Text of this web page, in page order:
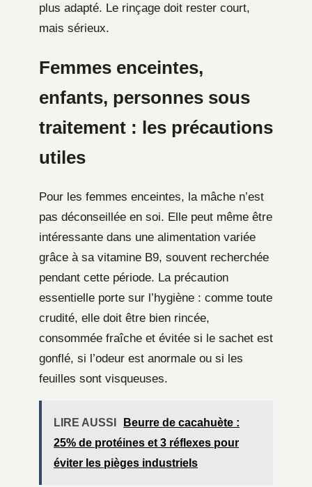
plus adapté. Le rinçage doit rester court,
mais sérieux.
Femmes enceintes,
enfants, personnes sous
traitement : les précautions
utiles
Pour les femmes enceintes, la mâche n’est
pas déconseillée en soi. Elle peut même être
intéressante dans une alimentation variée
grâce à sa vitamine B9, souvent recherchée
pendant cette période. La précaution
essentielle porte sur l’hygiène : comme toute
crudité, elle doit être bien rincée,
consommée fraîche et évitée si le sachet est
gonflé, si l’odeur est anormale ou si les
feuilles sont visqueuses.
LIRE AUSSI
Beurre de cacahuète :
25% de protéines et 3 réflexes pour
éviter les pièges industriels